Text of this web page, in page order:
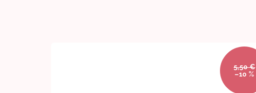
5,50 €
–10 %